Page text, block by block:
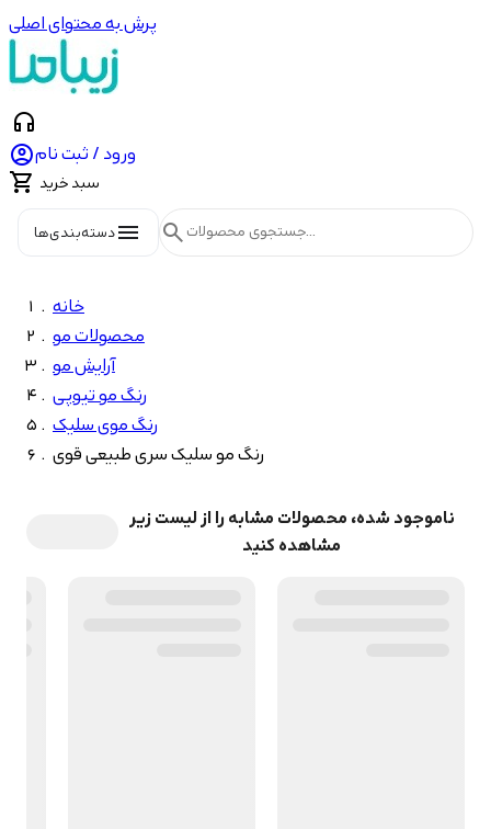
پرش به محتوای اصلی
headphones
ورود / ثبت نام
 سبد خرید
menuدسته‌بندی‌ها search
خانه
محصولات مو
آرایش مو
رنگ مو تیوپی
رنگ موی سلیک
رنگ مو سلیک سری طبیعی قوی
ناموجود شده، محصولات مشابه را از لیست زیر
مشاهده کنید